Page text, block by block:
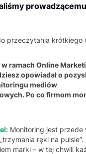
przeczytania krótkiego
w ramach Online
opowiadał o
mediów
Po co firmom
Monitoring jest przede
ręki na pulsie”.
marki – w tej chwili